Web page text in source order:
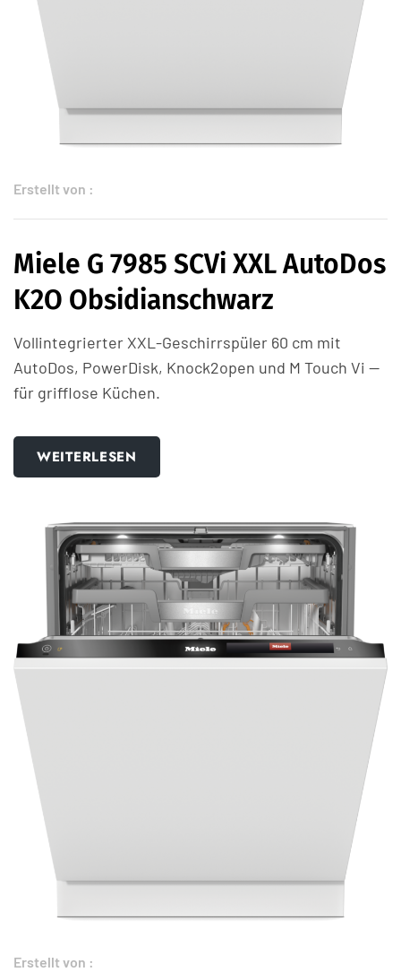
Erstellt von :
Miele G 7985 SCVi XXL AutoDos
K2O Obsidianschwarz
Vollintegrierter XXL-Geschirrspüler 60 cm mit
AutoDos, PowerDisk, Knock2open und M Touch Vi —
für grifflose Küchen.
WEITERLESEN
Erstellt von :